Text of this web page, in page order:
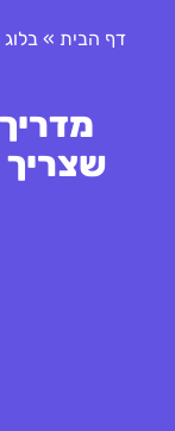
דף הבית » בלוג